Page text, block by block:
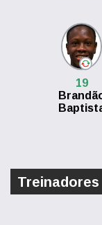
19
Treinadores